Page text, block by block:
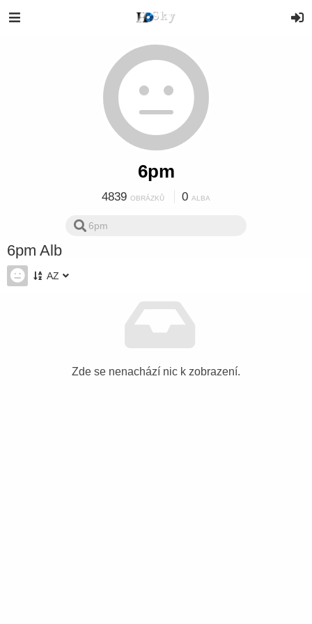
6pm
4839 OBRÁZKŮ 0 ALBA
6pm Alb
AZ
Zde se nenachází nic k zobrazení.